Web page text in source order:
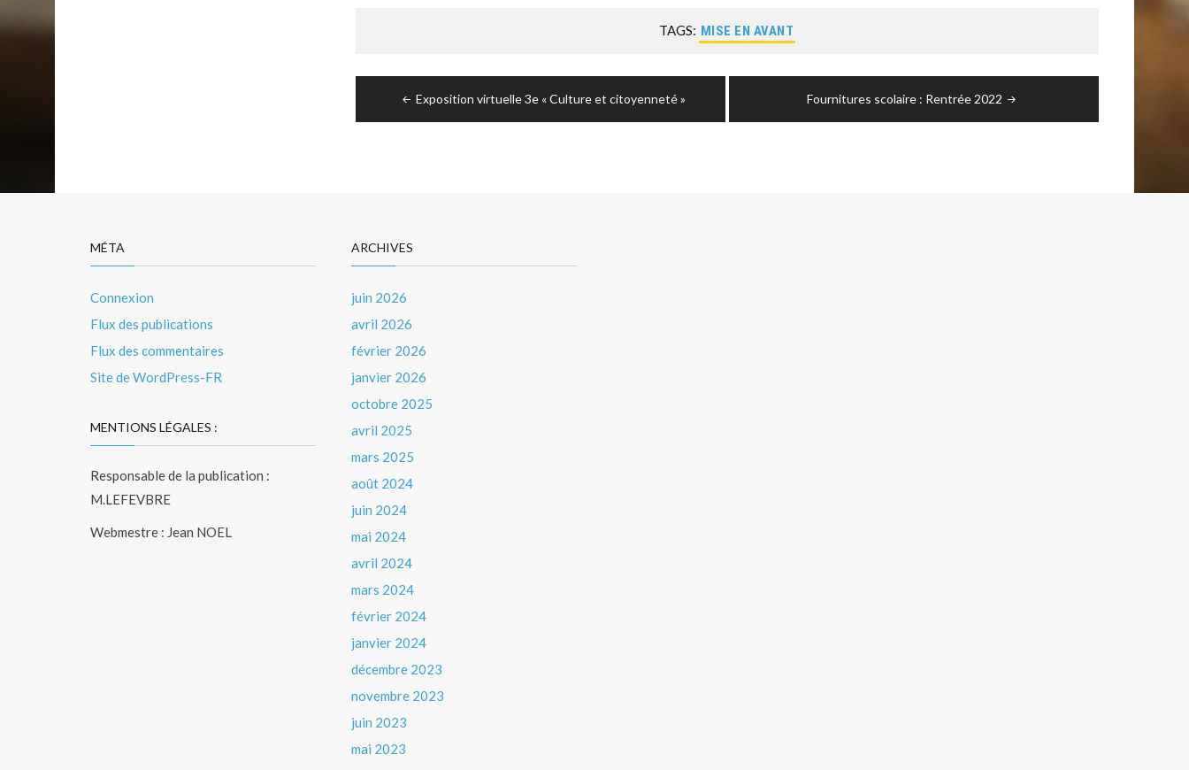
TAGS: MISE EN AVANT
Exposition virtuelle 3e « Culture et citoyenneté » Fournitures scolaire : Rentrée 2022
MÉTA
Connexion
Flux des publications
Flux des commentaires
Site de WordPress-FR
MENTIONS LÉGALES :
Responsable de la publication :
M.LEFEVBRE
Webmestre : Jean NOEL
ARCHIVES
juin 2026
avril 2026
février 2026
janvier 2026
octobre 2025
avril 2025
mars 2025
août 2024
juin 2024
mai 2024
avril 2024
mars 2024
février 2024
janvier 2024
décembre 2023
novembre 2023
juin 2023
mai 2023